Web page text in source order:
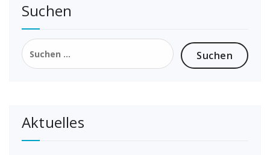
Suchen
Suchen
nach:
Aktuelles